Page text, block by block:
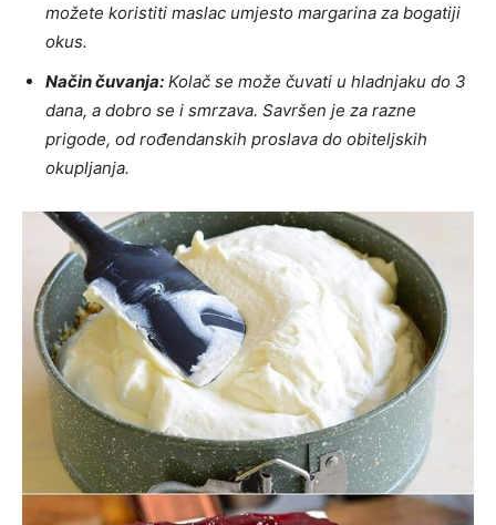
možete koristiti maslac umjesto margarina za bogatiji
okus.
Način čuvanja: Kolač se može čuvati u hladnjaku do 3
dana, a dobro se i smrzava. Savršen je za razne
prigode, od rođendanskih proslava do obiteljskih
okupljanja.